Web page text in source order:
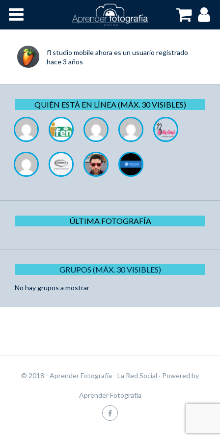
Cursos OnLine
fl studio mobileahora es un usuario registrado
hace 3 años
QUIÉN ESTÁ EN LÍNEA (MÁX. 30 VISIBLES)
ÚLTIMA FOTOGRAFÍA
GRUPOS (MÁX. 30 VISIBLES)
No hay grupos a mostrar
© 2018 - Aprender Fotografía - La Red Social · Powered by
Aprender Fotografía